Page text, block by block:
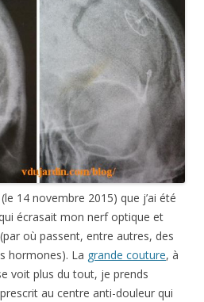
14 novembre 2015) que j’ai été
écrasait mon nerf optique et
où passent, entre autres, des
hormones). La grande couture, à
voit plus du tout, je prends
au centre anti-douleur qui